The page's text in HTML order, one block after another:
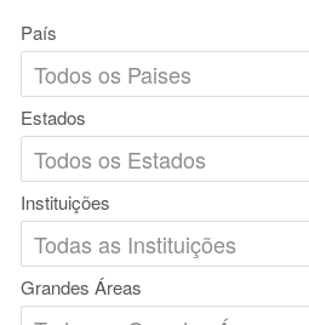
País
Estados
Instituições
Grandes Áreas